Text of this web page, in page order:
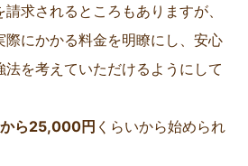
求されるところもありますが、
際にかかる料金を明瞭にし、安心
法を考えていただけるようにして
ら25,000円 くらいから始められ